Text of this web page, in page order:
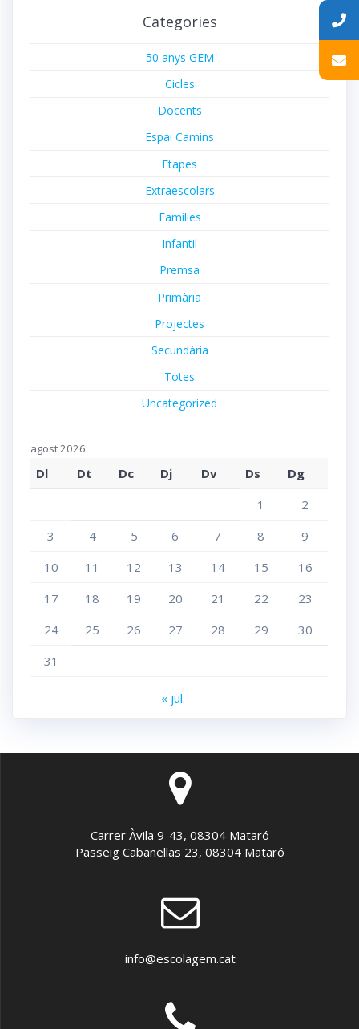
Categories
50 anys GEM
Cicles
Docents
Espai Camins
Etapes
Extraescolars
Famílies
Infantil
Premsa
Primària
Projectes
Secundària
Totes
Uncategorized
agost 2026
Dl Dt Dc Dj Dv Ds
Dg
1
2
3
4 5 6 7 8
9
10
11 12 13 14 15
16
17
18 19 20 21 22
23
24
25 26 27 28 29
30
31
« jul.
Carrer Àvila 9-43, 08304 Mataró
Passeig Cabanellas 23, 08304 Mataró
info@escolagem.cat